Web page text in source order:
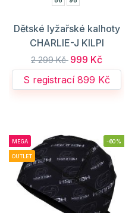
Dětské lyžařské kalhoty
CHARLIE-J KILPI
2 299 Kč 999 Kč
S registrací 899 Kč
MEGA
OUTLET
-60%